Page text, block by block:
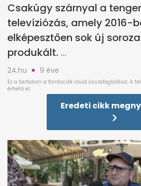
Csakúgy szárnyal a
televíziózás, amely 2016-
elképesztően sok új
produkált.
24.hu 9 éve
Eredeti cikk